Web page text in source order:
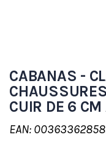
CABANAS -
CUIR DE 6
EAN: